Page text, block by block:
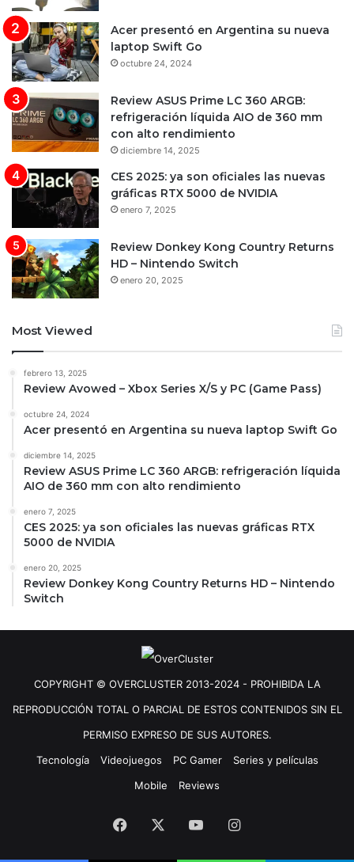
Acer presentó en Argentina su nueva
laptop Swift Go
octubre 24, 2024
Review ASUS Prime LC 360 ARGB:
refrigeración líquida AIO de 360 mm
con alto rendimiento
diciembre 14, 2025
CES 2025: ya son oficiales las nuevas
gráficas RTX 5000 de NVIDIA
enero 7, 2025
Review Donkey Kong Country Returns
HD – Nintendo Switch
enero 20, 2025
Most Viewed
febrero 13, 2025
Review Avowed – Xbox Series X/S y PC (Game Pass)
octubre 24, 2024
Acer presentó en Argentina su nueva laptop Swift Go
diciembre 14, 2025
Review ASUS Prime LC 360 ARGB: refrigeración líquida
AIO de 360 mm con alto rendimiento
enero 7, 2025
CES 2025: ya son oficiales las nuevas gráficas RTX
5000 de NVIDIA
enero 20, 2025
Review Donkey Kong Country Returns HD – Nintendo
Switch
COPYRIGHT © OVERCLUSTER 2013-2024 - PROHIBIDA LA
REPRODUCCIÓN TOTAL O PARCIAL DE ESTOS CONTENIDOS SIN EL
PERMISO EXPRESO DE SUS AUTORES.
Tecnología
Videojuegos PC Gamer
Series y películas
Mobile
Reviews
Facebook YouTubeInstagram